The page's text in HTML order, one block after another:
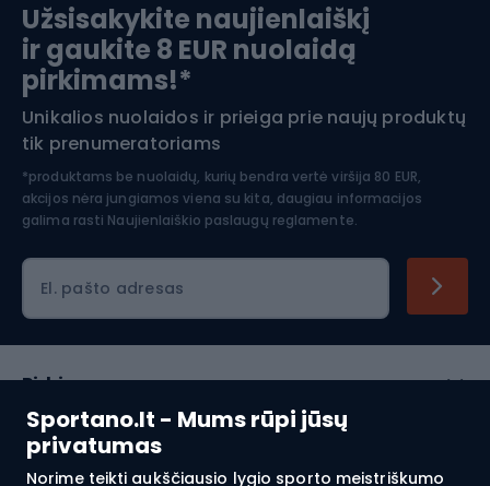
Sportano.lt - Mums rūpi jūsų
privatumas
Norime teikti aukščiausio lygio sporto meistriškumo
Apranga žiemos sportui
Šiaurietiškas ėjimas
Užsisakykite naujienlaiškį
ir gaukite 8 EUR nuolaidą
pirkimams!*
Unikalios nuolaidos ir prieiga prie naujų produktų
tik prenumeratoriams
*produktams be nuolaidų, kurių bendra vertė viršija 80 EUR,
akcijos nėra jungiamos viena su kita, daugiau informacijos
galima rasti Naujienlaiškio paslaugų reglamente.
El. pašto adresas
Pirkimas
Klientų aptarnavimas